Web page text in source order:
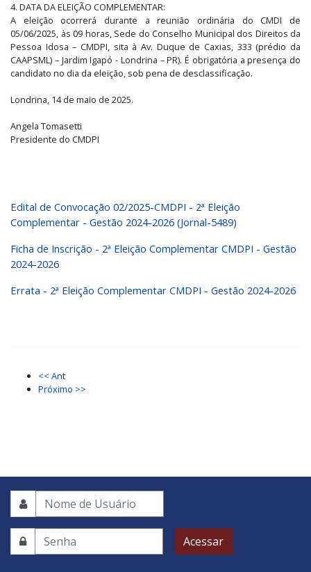
4. DATA DA ELEIÇÃO COMPLEMENTAR:
A eleição ocorrerá durante a reunião ordinária do CMDI de
05/06/2025, às 09 horas, Sede do Conselho Municipal dos Direitos da
Pessoa Idosa – CMDPI, sita à Av. Duque de Caxias, 333 (prédio da
CAAPSML) – Jardim Igapó - Londrina – PR). É obrigatória a presença do
candidato no dia da eleição, sob pena de desclassificação.
Londrina, 14 de maio de 2025.
Angela Tomasetti
Presidente do CMDPI
Edital de Convocação 02/2025-CMDPI - 2ª Eleição
Complementar - Gestão 2024-2026 (Jornal-5489)
Ficha de Inscrição - 2ª Eleição Complementar CMDPI - Gestão
2024-2026
Errata - 2ª Eleição Complementar CMDPI - Gestão 2024-2026
<< Ant
Próximo >>
Acessar